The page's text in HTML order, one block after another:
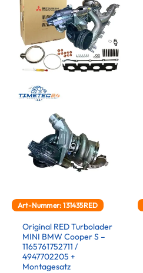
Art-Nummer: 131435RED
Original RED Turbolader
MINI BMW Cooper S –
1165761752711 /
4947702205 +
Montagesatz